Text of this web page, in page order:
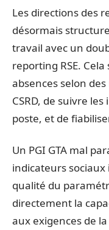
Les directions des
désormais
travail avec un
reporting RSE.
absences selon
CSRD, de suivre
poste, et de
Un PGI GTA mal
indicateurs
qualité du
directement la
aux exigences de